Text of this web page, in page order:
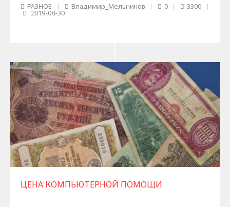
РАЗНОЕ | Владимир_Мельников | 0 | 3300 |
2019-08-30
ЦЕНА КОМПЬЮТЕРНОЙ ПОМОЩИ